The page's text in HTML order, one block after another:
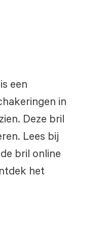
een
in
Deze bril
Lees bij
bril online
het